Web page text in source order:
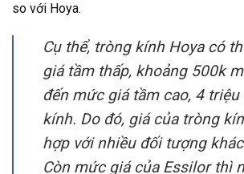
so với Hoya.
Cụ thể, tròng kính Hoya có
giá tầm thấp, khoảng 500k
đến mức giá tầm cao, 4
kính. Do đó, giá của tròng
hợp với nhiều đối tượng
Còn mức giá của Essilor thì